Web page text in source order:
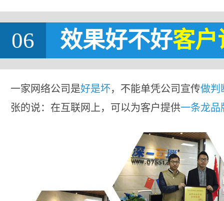
06 效果好不好客户
一家网络公司是好是坏，不能单凭公司宣传做判
张的说：在互联网上，可以为客户提供一条龙品